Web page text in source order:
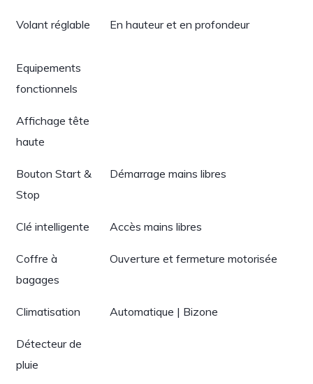
Volant réglable En hauteur et en profondeur
Equipements
fonctionnels
Affichage tête
haute
Bouton Start &
Stop
Démarrage mains libres
Clé intelligente Accès mains libres
Coffre à
bagages
Ouverture et fermeture motorisée
Climatisation Automatique | Bizone
Détecteur de
pluie